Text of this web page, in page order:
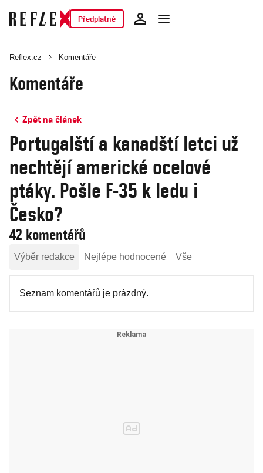
Předplatné
Reflex.cz Komentáře
Komentáře
Zpět na článek
Portugalští a kanadští letci už
nechtějí americké ocelové
ptáky. Pošle F-35 k ledu i
Česko?
42 komentářů
Výběr redakce Nejlépe hodnocené Vše
Seznam komentářů je prázdný.